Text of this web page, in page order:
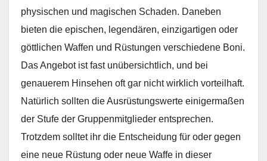
physischen und magischen Schaden. Daneben
bieten die epischen, legendären, einzigartigen oder
göttlichen Waffen und Rüstungen verschiedene Boni.
Das Angebot ist fast unübersichtlich, und bei
genauerem Hinsehen oft gar nicht wirklich vorteilhaft.
Natürlich sollten die Ausrüstungswerte einigermaßen
der Stufe der Gruppenmitglieder entsprechen.
Trotzdem solltet ihr die Entscheidung für oder gegen
eine neue Rüstung oder neue Waffe in dieser